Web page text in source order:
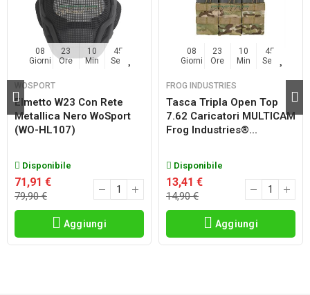
08
Giorni
23
Ore
10
Min
44
Sec
WOSPORT
Elmetto W23 Con Rete
Metallica Nero WoSport
(WO-HL107)
Disponibile
71,91 €
79,90 €
Aggiungi
08
Giorni
23
Ore
10
Min
44
Sec
FROG INDUSTRIES
Tasca Tripla Open Top
7.62 Caricatori MULTICAM
Frog Industries®...
Disponibile
13,41 €
14,90 €
Aggiungi